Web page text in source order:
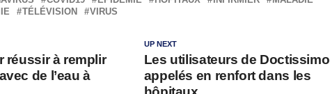
TÉLÉVISION VIRUS
UP NEXT
Les utilisateurs de Doctissimo
appelés en renfort dans les
réussir à remplir
de l’eau à